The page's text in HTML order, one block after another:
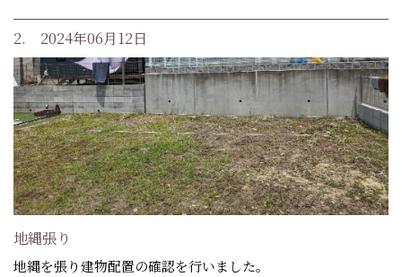
2. 2024年06月12日
地縄張り
地縄を張り建物配置の確認を行いました。